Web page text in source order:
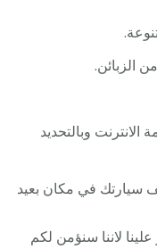
الزبائن.
وبالتحديد
سيارتك في مكان بعيد
لاننا سنؤمن لكم